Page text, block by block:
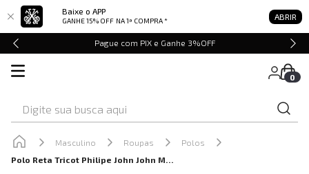
Baixe o APP
GANHE 15% OFF NA 1ª COMPRA * ABRIR
Pague com PIX e Ganhe 3%OFF
0
Masculino Roupas
Polos
Polo Reta Tricot Philipe John John Masculina